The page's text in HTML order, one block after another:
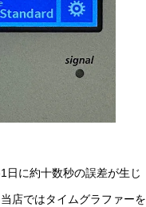
日に約十数秒の誤差が生じ
店ではタイムグラファーを